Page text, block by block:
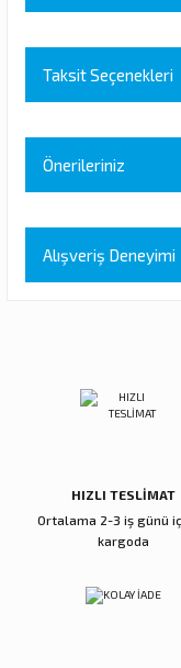
Ürün
Taksit Seçenekleri
Önerileriniz
tarafımıza iletebilirsiniz.
Görüş ve önerileriniz
Ürün bilgilerinde
Alışveriş Deneyimi
HIZLI TESLİMAT
Ortalama 2-3 iş günü
kargoda